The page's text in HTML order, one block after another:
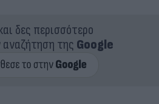
δες περισσότερο
αναζήτηση της Google